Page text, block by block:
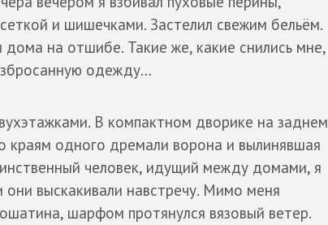
и шишечками. Застелил свежим бельём.
на отшибе. Такие же, какие снились мне,
одежду…
В компактном дворике на заднем
краям одного дремали ворона и вылинявшая
человек, идущий между домами, я
выскакивали навстречу. Мимо меня
шарфом протянулся вязовый ветер.